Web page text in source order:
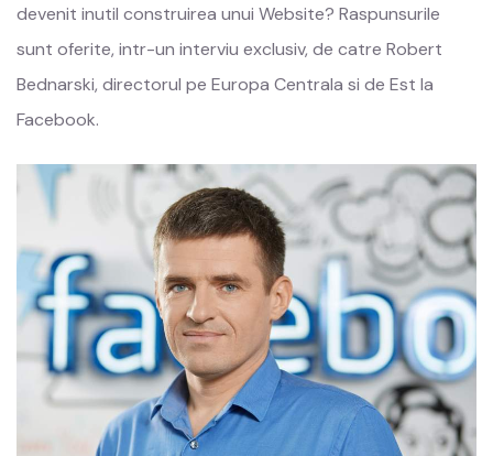
devenit inutil construirea unui Website? Raspunsurile
sunt oferite, intr-un interviu exclusiv, de catre Robert
Bednarski, directorul pe Europa Centrala si de Est la
Facebook.